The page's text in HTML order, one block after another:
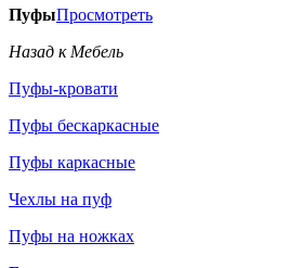
ПуфыПросмотреть
Назад к Мебель
Пуфы-кровати
Пуфы бескаркасные
Пуфы каркасные
Чехлы на пуф
Пуфы на ножках